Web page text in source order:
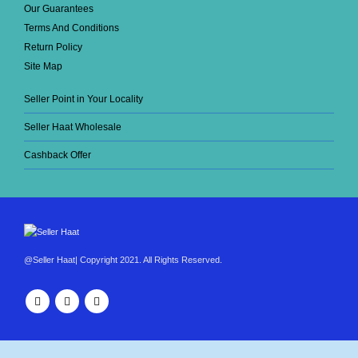
Our Guarantees
Terms And Conditions
Return Policy
Site Map
Seller Point in Your Locality
Seller Haat Wholesale
Cashback Offer
@Seller Haat| Copyright 2021. All Rights Reserved.